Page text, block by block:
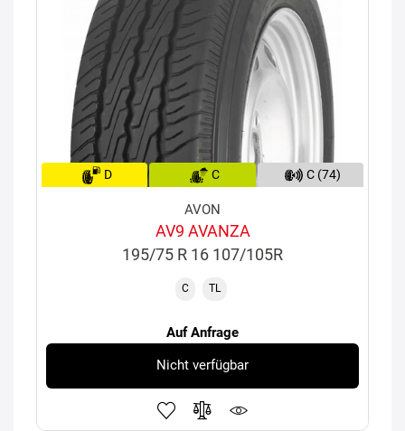
D C C (74)
AVON
AV9 AVANZA
195/75 R 16 107/105R
C TL
Auf Anfrage
Nicht verfügbar